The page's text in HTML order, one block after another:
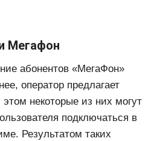
Мегафон
абонентов «МегаФон»
оператор предлагает
некоторые из них могут
подключаться в
Результатом таких